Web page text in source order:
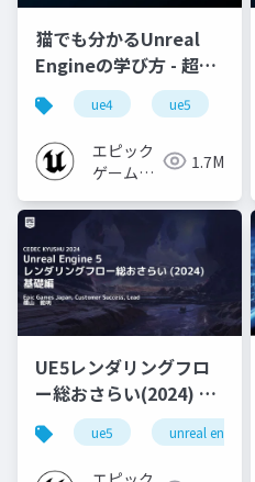
猫でも分かるUnreal
Engineの学び方 - 超初
心者向け編 - 2023 v1.0
ue4 ue5
エピック
ゲームズ
1.7M
UE5レンダリングフロ
ー総おさらい(2024) 基
礎編！
[CEDEC+KYUSHU
2024]
ue5 unreal engine